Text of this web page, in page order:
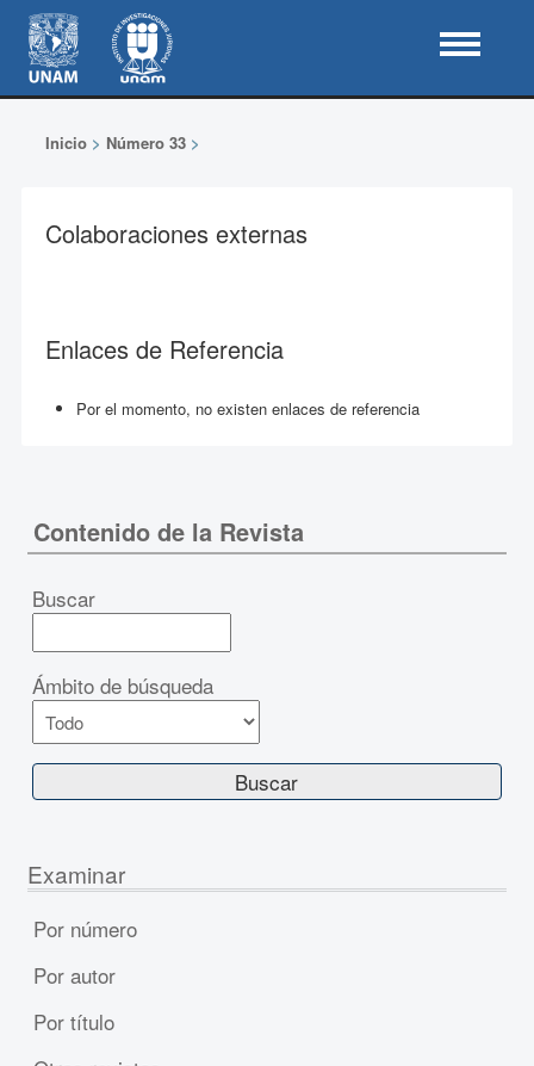
Inicio> Número 33>
Colaboraciones externas
Enlaces de Referencia
Por el momento, no existen enlaces de referencia
Contenido de la Revista
Buscar
Ámbito de búsqueda
Examinar
Por número
Por autor
Por título